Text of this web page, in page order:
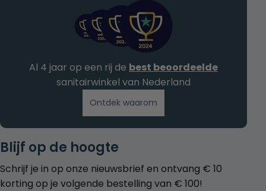
Blijf op de hoogte
Schrijf je in op onze nieuwsbrief en ontvang € 10
korting op je volgende bestelling van € 100!
Al 4 jaar op een rij de best beoordeelde
sanitairwinkel van Nederland
Ontdek waarom